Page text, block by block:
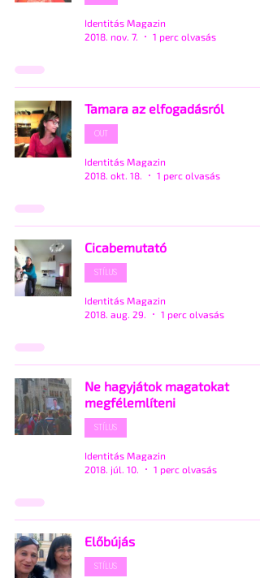
Identitás Magazin
2018. nov. 7.
1 perc olvasás
Tamara az elfogadásról
OUT
Identitás Magazin
2018. okt. 18.
1 perc olvasás
Cicabemutató
STÍLUS
Identitás Magazin
2018. aug. 29.
1 perc olvasás
Ne hagyjátok magatokat
megfélemlíteni
STÍLUS
Identitás Magazin
2018. júl. 10.
1 perc olvasás
Előbújás
STÍLUS